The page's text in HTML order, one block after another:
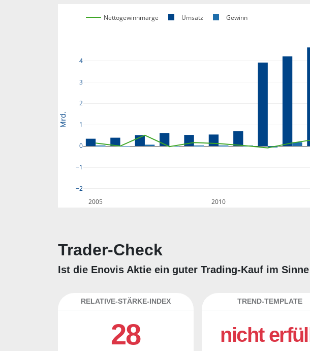
2005 2010
−2
−1
0
1
2
3
4
Nettogewinnmarge Umsatz Gewinn
Mrd.
Trader-Check
Ist die Enovis Aktie ein guter Trading-Kauf im
RELATIVE-STÄRKE-INDEX
28
TREND-TEMPLATE
nicht